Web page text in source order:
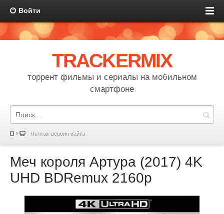
Войти
TRACKERMIX
торрент фильмы и сериалы на мобильном
смартфоне
Полная версия сайта
Меч короля Артура (2017) 4K
UHD BDRemux 2160p